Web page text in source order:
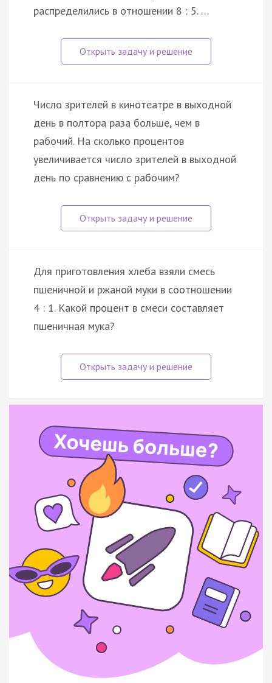
распределились в отношении 8 : 5. …
Число зрителей в кинотеатре в выходной
день в полтора раза больше, чем в
рабочий. На сколько процентов
увеличивается число зрителей в выходной
день по сравнению с рабочим?
Для приготовления хлеба взяли смесь
пшеничной и ржаной муки в соотношении
4 : 1. Какой процент в смеси составляет
пшеничная мука?